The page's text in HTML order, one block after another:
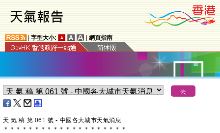
字型大小: 網頁指南
天 氣 稿 第 061 號 - 中國各大城市天氣消息
＊ ＊ ＊ ＊ ＊ ＊ ＊ ＊ ＊ ＊ ＊ ＊ ＊ ＊ ＊ ＊ ＊ ＊ ＊ ＊